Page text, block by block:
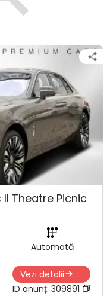
ll Theatre Picnic
Automată
Vezi detalii
ID anunț: 309891